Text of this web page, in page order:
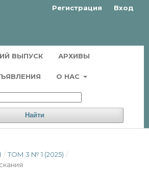
ВЫПУСК АРХИВЫ
О НАС
Найти
Регистрация Вход
/ ТОМ 3 № 1 (2025) /